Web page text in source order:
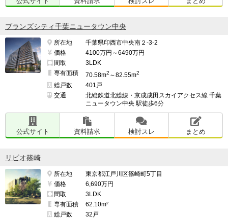
ブランズシティ千葉ニュータウン中央
所在地
千葉県印西市中央南２-3-2
価格
4100万円～6490万円
間取
3LDK
専有面積
70.58m2 ～82.55m2
総戸数
401戸
交通
北総鉄道北総線・京成成田スカイアクセス線 千葉
ニュータウン中央 駅徒歩6分
公式サイト 資料請求 検討スレ まとめ
リビオ篠崎
所在地
東京都江戸川区篠崎町5丁目
価格
6,690万円
間取
3LDK
専有面積
62.10m²
総戸数
32戸